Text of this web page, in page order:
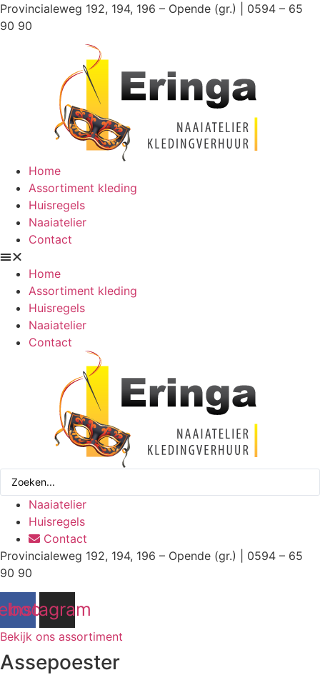
Ga
naar
Provincialeweg 192, 194, 196 – Opende (gr.) | 0594 – 65
90 90
Home
Assortiment kleding
Huisregels
Naaiatelier
Contact
Home
Assortiment kleding
Huisregels
Naaiatelier
Contact
Search
Naaiatelier
Huisregels
Contact
Provincialeweg 192, 194, 196 – Opende (gr.) | 0594 – 65
90 90
Instagram
Bekijk ons assortiment
Assepoester